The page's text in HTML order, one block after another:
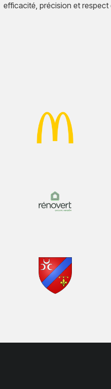
efficacité, précision et respect